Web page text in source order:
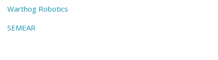
Linhas de Pesquisa
Pós-doutorado
Warthog Robotics
SEMEAR